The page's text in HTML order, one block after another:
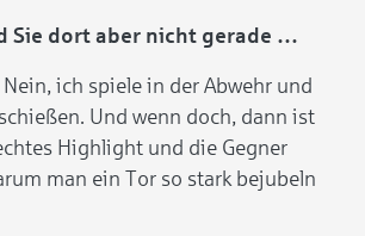
Sie dort aber nicht gerade …
Nein, ich spiele in der Abwehr und
Und wenn doch, dann ist
Highlight und die Gegner
man ein Tor so stark bejubeln